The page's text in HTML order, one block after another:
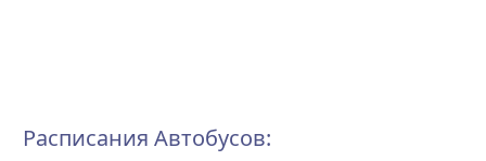
Расписания Автобусов: